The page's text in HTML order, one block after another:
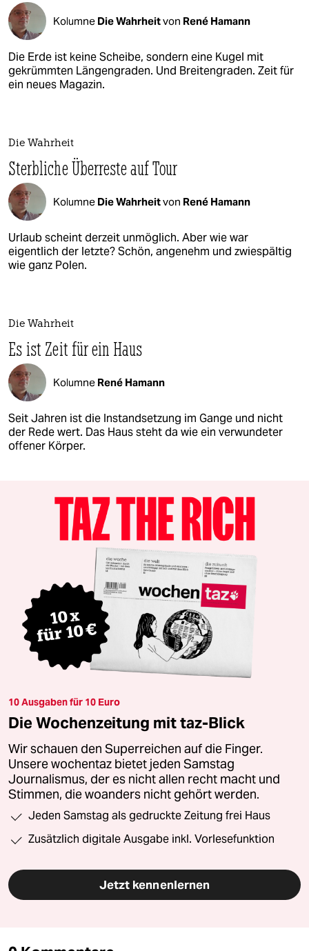
Kolumne Die Wahrheitvon René Hamann
Die Erde ist keine Scheibe, sondern eine Kugel mit
gekrümmten Längengraden. Und Breitengraden. Zeit für
ein neues Magazin.
Die Wahrheit
Sterbliche Überreste auf Tour
Kolumne Die Wahrheitvon René Hamann
Urlaub scheint derzeit unmöglich. Aber wie war
eigentlich der letzte? Schön, angenehm und zwiespältig
wie ganz Polen.
Die Wahrheit
Es ist Zeit für ein Haus
Kolumne René Hamann
Seit Jahren ist die Instandsetzung im Gange und nicht
der Rede wert. Das Haus steht da wie ein verwundeter
offener Körper.
10 Ausgaben für 10 Euro
Die Wochenzeitung mit taz-Blick
Wir schauen den Superreichen auf die Finger.
Unsere wochentaz bietet jeden Samstag
Journalismus, der es nicht allen recht macht und
Stimmen, die woanders nicht gehört werden.
Jeden Samstag als gedruckte Zeitung frei Haus
Zusätzlich digitale Ausgabe inkl. Vorlesefunktion
Jetzt kennenlernen